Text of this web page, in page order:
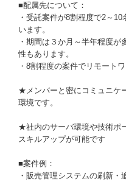
■配属先について：
・受託案件が8割程度で2～
います。
・期間は３か月～半年程度
性もあります。
・8割程度の案件でリモートワ
★メンバーと密にコミュニケ
環境です。
★社内のサーバ環境や技術ポ
スキルアップが可能です
■案件例：
・販売管理システムの刷新・